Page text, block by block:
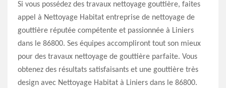
Si vous possédez des travaux nettoyage gouttière, faites
appel à Nettoyage Habitat entreprise de nettoyage de
gouttière réputée compétente et passionnée à Liniers
dans le 86800. Ses équipes accompliront tout son mieux
pour des travaux nettoyage de gouttière parfaite. Vous
obtenez des résultats satisfaisants et une gouttière très
design avec Nettoyage Habitat à Liniers dans le 86800.